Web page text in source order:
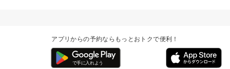
アプリからの予約ならもっとおトクで便利！